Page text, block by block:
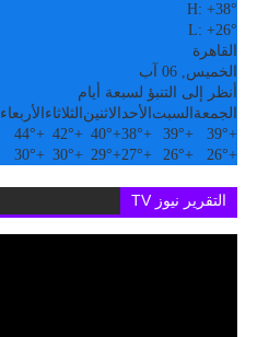
H: +38°
L: +26°
القاهرة
الخميس, 06 آب
أنظر إلى التنبؤ لسبعة أيام
الجمعة السبت الأحد الاثنين الثلاثاء الأربعاء
+
39°
+
39°
+
38°
+
40°
+
42°
+
44°
+
26°
+
26°
+
27°
+
29°
+
30°
+
30°
التقرير نيوز TV